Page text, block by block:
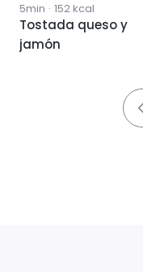
5min · 152kcal
Tostada queso y
jamón